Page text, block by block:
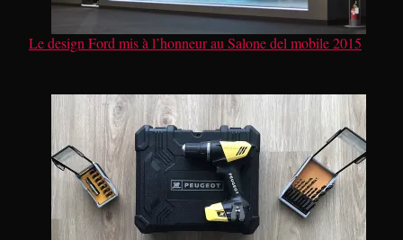
Le design Ford mis à l’honneur au Salone del mobile 2015